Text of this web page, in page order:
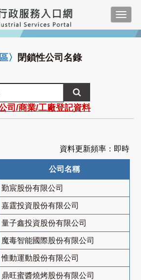
〉 閉鎖性公司名錄
司/商業/工廠登記資料
資料更新頻率：即時
公司名稱
勤宸股份有限公司
嘉霆投資股份有限公司
量子鑫投資股份有限公司
魔毒智能國際股份有限公司
惟動運動股份有限公司
鼎旺蜜醬燒烤股份有限公司